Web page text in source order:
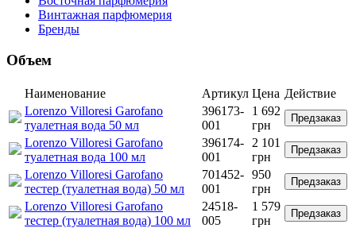
Винтажная парфюмерия
Бренды
Объем
Наименование Артикул Цена Действие
Lorenzo Villoresi Garofano
туалетная вода 50 мл
396173-
001
1 692
грн
Предзаказ
Lorenzo Villoresi Garofano
туалетная вода 100 мл
396174-
001
2 101
грн
Предзаказ
Lorenzo Villoresi Garofano
тестер (туалетная вода) 50 мл
701452-
001
950
грн
Предзаказ
Lorenzo Villoresi Garofano
тестер (туалетная вода) 100 мл
24518-
005
1 579
грн
Предзаказ